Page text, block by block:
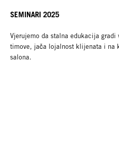
SEMINARI 2025
Vjerujemo da stalna edukacija gradi
timove, jača lojalnost klijenata i na
salona.